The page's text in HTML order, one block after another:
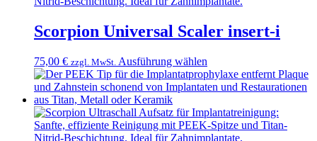
können
auf
gewählt
werden
Scorpion Universal Scaler insert-i
75,00 € zzgl. MwSt. Ausführung wählen
Produkt
weist
Varianten
auf.
Die